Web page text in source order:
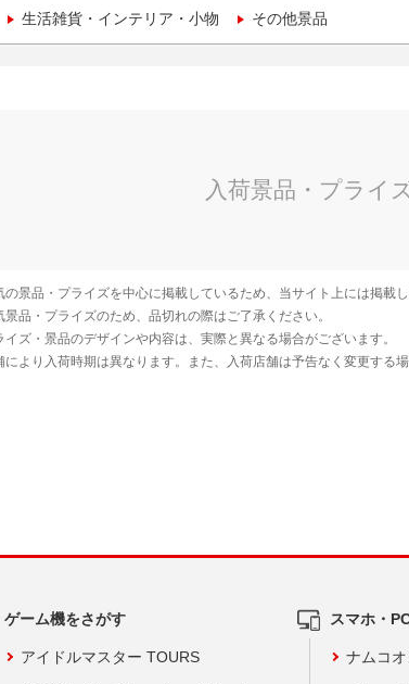
生活雑貨・インテリア・小物 その他景品
ゲーム機をさがす
アイドルマスター TOURS
スマホ・
ナムコ